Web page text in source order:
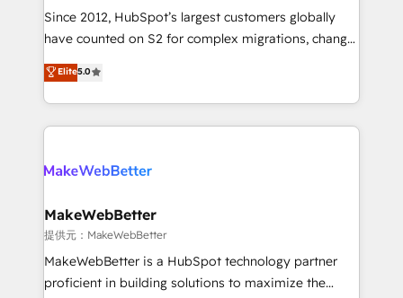
Secure: Soc2 compliant 🛡️ - Pricing: Implementations
starting at $1,5k 💵 - Speed: Launch in 14 days ⚡ -
Scale: Fastest tiering Elite HubSpot Partner 🪴 -
technical agency for a growth problem. Hire a
Since 2012, HubSpot’s largest customers globally
have counted on S2 for complex migrations, change
management, systems integration, and creative
solutions that deliver measurable impact and
transform brand experiences As one of the few full-
service creative agencies in the HubSpot
winning design to build scalable, globally
marketing campaigns, & RevOps frameworks that
fuel long-term success We connect the entire
customer lifecycle through seamless integrations,
ensure long-term adoption with change-
Elite5.0
MakeWebBetter
提供元：MakeWebBetter
MakeWebBetter is a HubSpot technology partner
proficient in building solutions to maximize the